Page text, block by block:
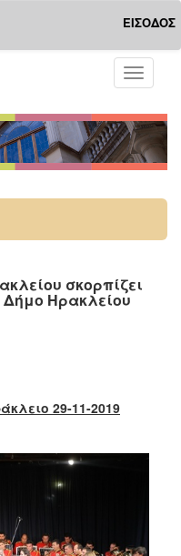
ΕΙΣΟΔΟΣ
Toggle
σκορπίζει
Δήμο Ηρακλείου
29-11-2019